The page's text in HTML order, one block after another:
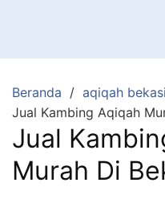
Beranda
aqiqah bekasi
Jual Kambing Aqiqah
Jual
Murah Di